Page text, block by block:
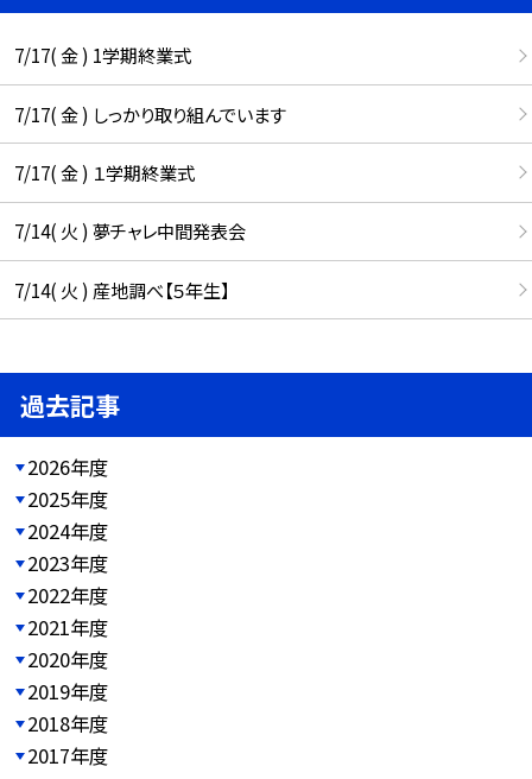
7/17( 金 ) 1学期終業式
7/17( 金 ) しっかり取り組んでいます
7/17( 金 ) １学期終業式
7/14( 火 ) 夢チャレ中間発表会
7/14( 火 ) 産地調べ【５年生】
過去記事
2026年度
2025年度
2024年度
2023年度
2022年度
2021年度
2020年度
2019年度
2018年度
2017年度